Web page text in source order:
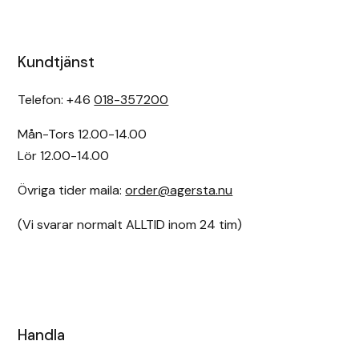
Kundtjänst
Telefon: +46018-357200
Mån-Tors 12.00-14.00
Lör 12.00-14.00
Övriga tider maila:order@agersta.nu
(Vi svarar normalt ALLTID inom 24 tim)
Handla
Willab
Wintec